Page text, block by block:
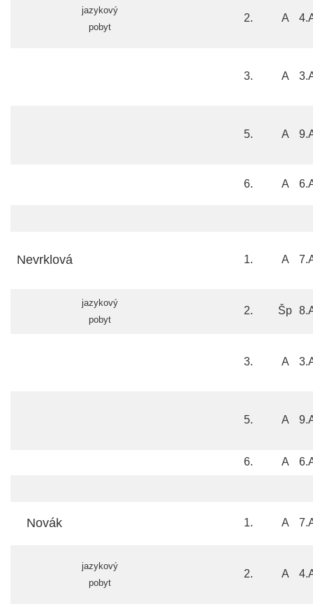
jazykový
pobyt
2. A
3. A
5. A
6. A
Nevrklová 1. A
jazykový
pobyt
2. Šp
3. A
5. A
6. A
Novák 1. A
jazykový
pobyt
2. A